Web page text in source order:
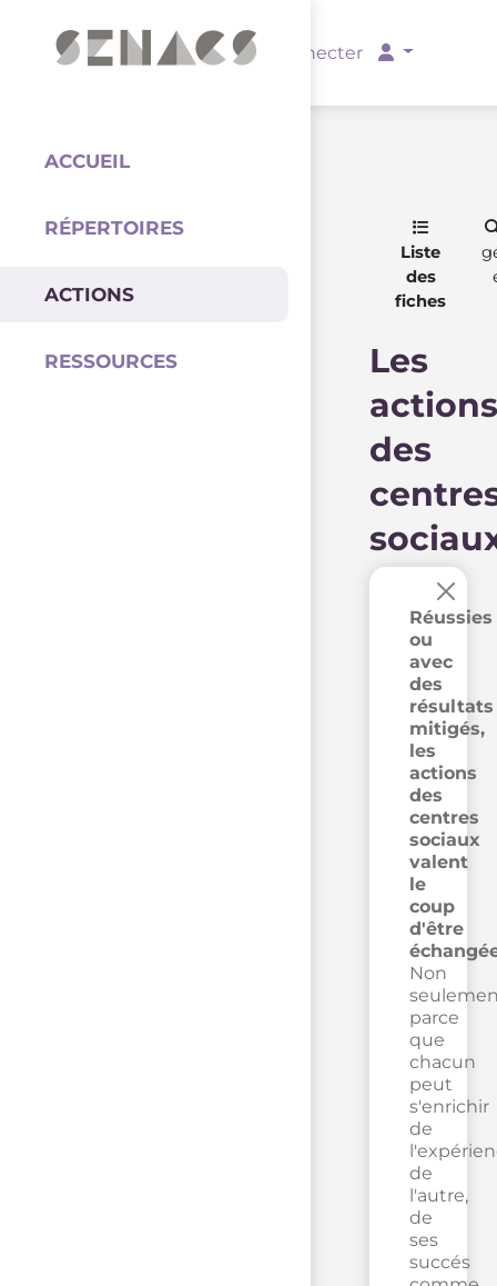
Se connecter
ACCUEIL
RÉPERTOIRES
ACTIONS
RESSOURCES
Liste
des
fiches
Les
actions
des
Réussies
ou
avec
des
résultats
mitigés,
les
actions
des
centres
sociaux
valent
le
coup
d'être
Non
parce
que
chacun
peut
s'enrichir
de
de
l'autre,
de
ses
succés
×